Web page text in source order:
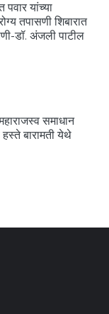
यांच्या
तपासणी शिबारात
डॉ. अंजली पाटील
समाधान
हस्ते बारामती येथे